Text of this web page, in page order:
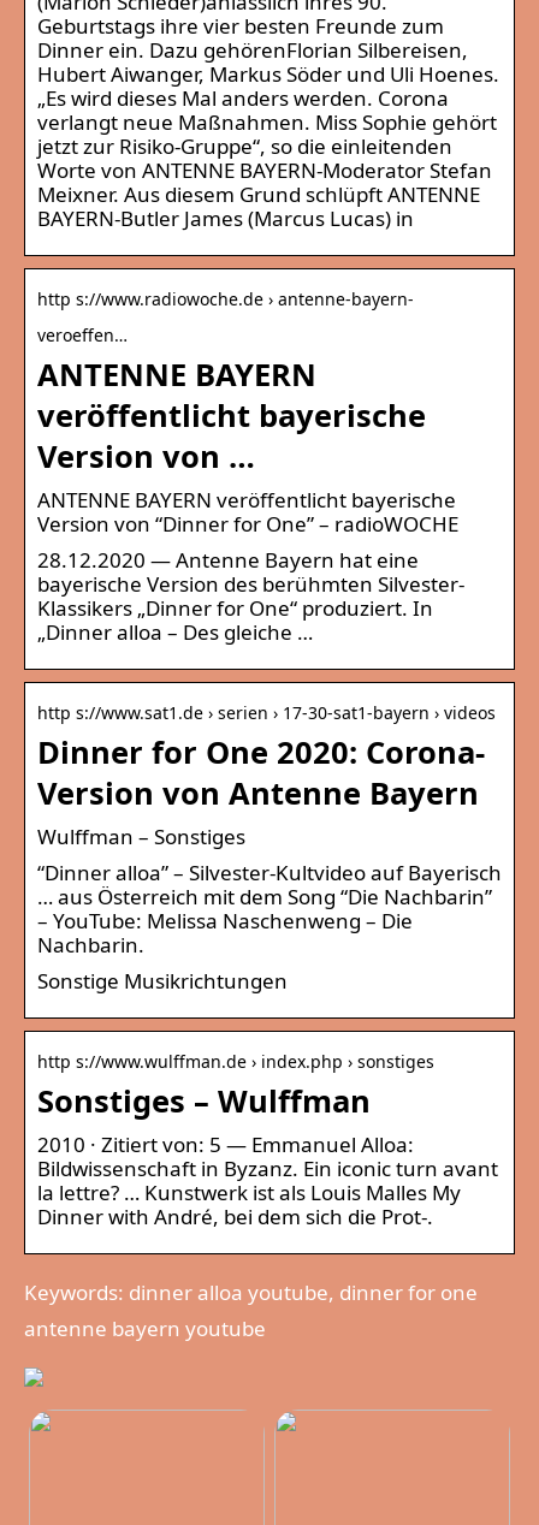
Geburtstags ihre vier besten Freunde zum
Dinner ein. Dazu gehörenFlorian Silbereisen,
Hubert Aiwanger, Markus Söder und Uli Hoenes.
„Es wird dieses Mal anders werden. Corona
verlangt neue Maßnahmen. Miss Sophie gehört
jetzt zur Risiko-Gruppe“, so die einleitenden
Worte von ANTENNE BAYERN-Moderator Stefan
Meixner. Aus diesem Grund schlüpft ANTENNE
BAYERN-Butler James (Marcus Lucas) in
http s://www.radiowoche.de › antenne-bayern-
veroeffen…
ANTENNE BAYERN
veröffentlicht bayerische
Version von …
ANTENNE BAYERN veröffentlicht bayerische
Version von “Dinner for One” – radioWOCHE
28.12.2020 — Antenne Bayern hat eine
bayerische Version des berühmten Silvester-
Klassikers „Dinner for One“ produziert. In
„Dinner alloa – Des gleiche …
http s://www.sat1.de › serien › 17-30-sat1-bayern › videos
Dinner for One 2020: Corona-
Version von Antenne Bayern
Wulffman – Sonstiges
“Dinner alloa” – Silvester-Kultvideo auf Bayerisch
… aus Österreich mit dem Song “Die Nachbarin”
– YouTube: Melissa Naschenweng – Die
Nachbarin.
Sonstige Musikrichtungen
http s://www.wulffman.de › index.php › sonstiges
Sonstiges – Wulffman
2010 · Zitiert von: 5 — Emmanuel Alloa:
Bildwissenschaft in Byzanz. Ein iconic turn avant
la lettre? … Kunstwerk ist als Louis Malles My
Dinner with André, bei dem sich die Prot-.
Keywords: dinner alloa youtube, dinner for one
antenne bayern youtube